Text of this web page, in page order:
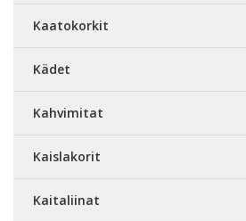
Kaatokorkit
Kädet
Kahvimitat
Kaislakorit
Kaitaliinat